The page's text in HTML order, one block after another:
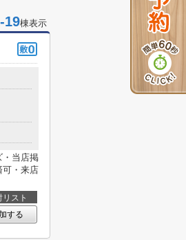
棟表示
・当店掲
可・来店
リスト
する